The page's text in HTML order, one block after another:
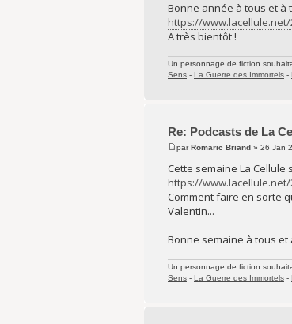
Bonne année à tous et à
https://
A très bientôt !
Un personnage de fiction
Sens - La Guerre des Immortels -
Re: Podcasts de La
parRomaric Briand » 26 Jan
Cette semaine La Cellule
https://
Comment faire en sorte
Valentin...
Bonne semaine à tous
Un personnage de fiction
Sens - La Guerre des Immortels -